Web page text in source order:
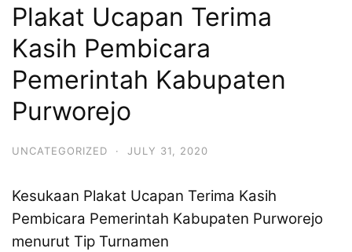
Plakat Ucapan Terima
Kasih Pembicara
Pemerintah Kabupaten
Purworejo
UNCATEGORIZED · JULY 31, 2020
Kesukaan Plakat Ucapan Terima Kasih
Pembicara Pemerintah Kabupaten Purworejo
menurut Tip Turnamen